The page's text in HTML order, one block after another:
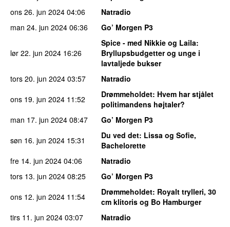
ons 26. jun 2024 04:06
Natradio
man 24. jun 2024 06:36 Go’ Morgen P3
lør 22. jun 2024 16:26
Spice - med Nikkie og Laila:
Bryllupsbudgetter og unge i
lavtaljede bukser
tors 20. jun 2024 03:57
Natradio
ons 19. jun 2024 11:52 Drømmeholdet: Hvem har stjålet
politimandens højtaler?
man 17. jun 2024 08:47
Go’ Morgen P3
søn 16. jun 2024 15:31 Du ved det: Lissa og Sofie,
Bachelorette
fre 14. jun 2024 04:06
Natradio
tors 13. jun 2024 08:25
Go’ Morgen P3
ons 12. jun 2024 11:54 Drømmeholdet: Royalt trylleri, 30
cm klitoris og Bo Hamburger
tirs 11. jun 2024 03:07
Natradio